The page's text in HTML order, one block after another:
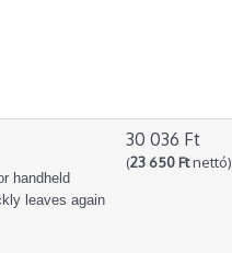
handheld
leaves again
30 036 Ft
(23 650 Ftnettó)